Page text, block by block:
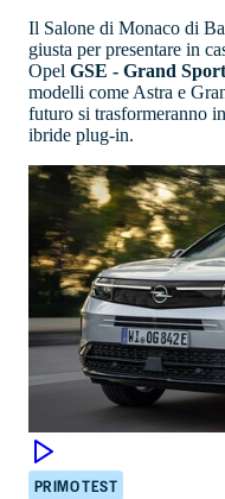
Il Salone di Monaco di
giusta per presentare in
Opel GSE - Grand
modelli come Astra e
futuro si trasformeranno
ibride plug-in.
PRIMO TEST